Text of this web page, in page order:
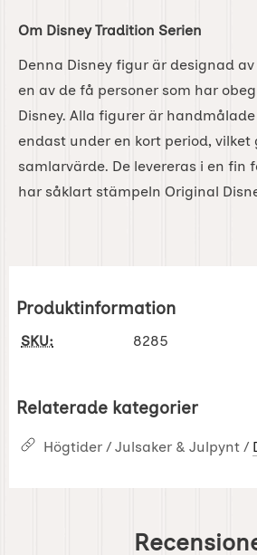
Om Disney Tradition Serien
Denna Disney figur är designad
en av de få personer som har
Disney. Alla figurer är
endast under en kort period,
samlarvärde. De levereras i en fin
har såklart stämpeln Original
Produktinformation
SKU: 8285
Relaterade kategorier
Högtider / Julsaker & Julpynt /